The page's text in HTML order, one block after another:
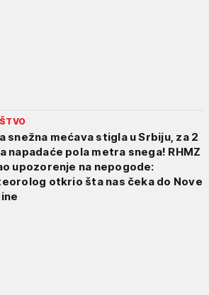
snežna mećava stigla u Srbiju, za 2
napadaće pola metra snega! RHMZ
upozorenje na nepogode:
otkrio šta nas čeka do Nove